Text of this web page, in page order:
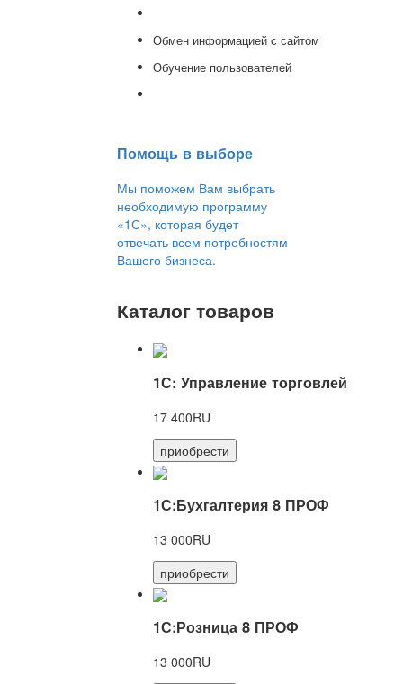
Обмен информацией с сайтом
Обучение пользователей
Помощь в выборе
Мы поможем Вам выбрать
необходимую программу
«1С», которая будет
отвечать всем потребностям
Вашего бизнеса.
Каталог товаров
1С: Управление торговлей
17 400RU
приобрести
1С:Бухгалтерия 8 ПРОФ
13 000RU
приобрести
1С:Розница 8 ПРОФ
13 000RU